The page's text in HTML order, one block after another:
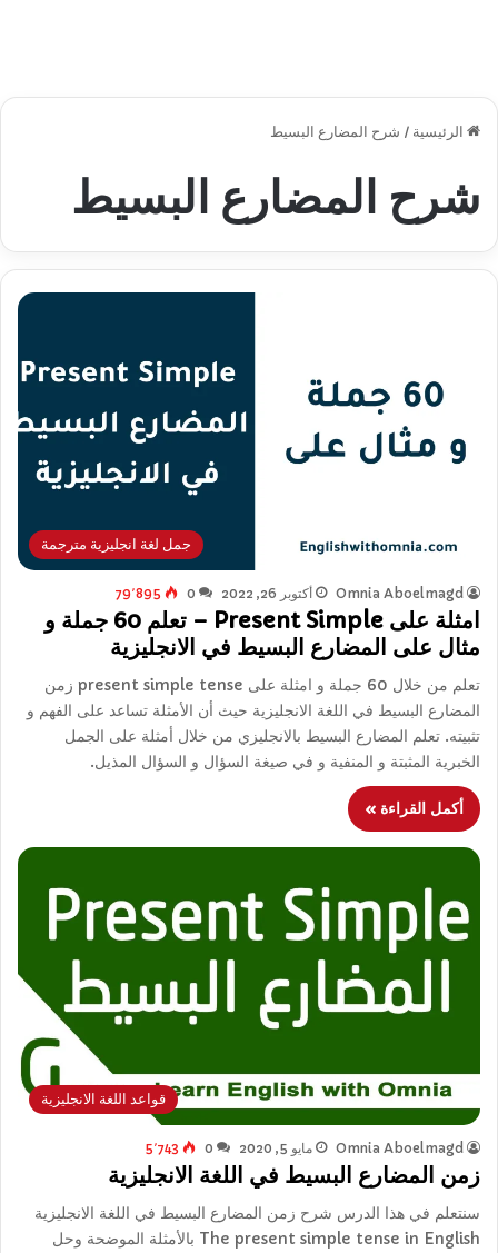
الرئيسية / شرح المضارع البسيط
شرح المضارع البسيط
جمل لغة انجليزية مترجمة
Omnia Aboelmagd أكتوبر 26, 2022 0 79٬895
امثلة على Present Simple – تعلم 60 جملة و
مثال على المضارع البسيط في الانجليزية
تعلم من خلال 60 جملة و امثلة على present simple tense زمن
المضارع البسيط في اللغة الانجليزية حيث أن الأمثلة تساعد على الفهم و
تثبيته. تعلم المضارع البسيط بالانجليزي من خلال أمثلة على الجمل
الخبرية المثبتة و المنفية و في صيغة السؤال و السؤال المذيل.
أكمل القراءة »
قواعد اللغة الانجليزية
Omnia Aboelmagd مايو 5, 2020 0 5٬743
زمن المضارع البسيط في اللغة الانجليزية
سنتعلم في هذا الدرس شرح زمن المضارع البسيط في اللغة الانجليزية
The present simple tense in English بالأمثلة الموضحة وحل